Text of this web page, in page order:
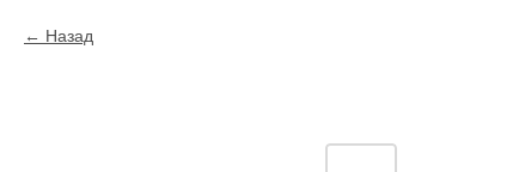
Назад